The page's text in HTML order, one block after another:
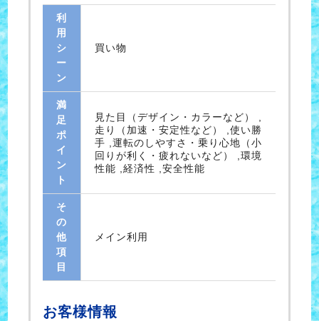
利
用
シ
ー
ン
買い物
満
足
ポ
イ
ン
ト
見た目（デザイン・カラーなど） ,
走り（加速・安定性など） ,使い勝
手 ,運転のしやすさ・乗り心地（小
回りが利く・疲れないなど） ,環境
性能 ,経済性 ,安全性能
そ
の
他
項
目
メイン利用
お客様情報